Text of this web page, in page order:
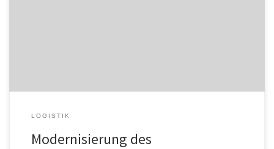
LOGISTIK
Modernisierung des